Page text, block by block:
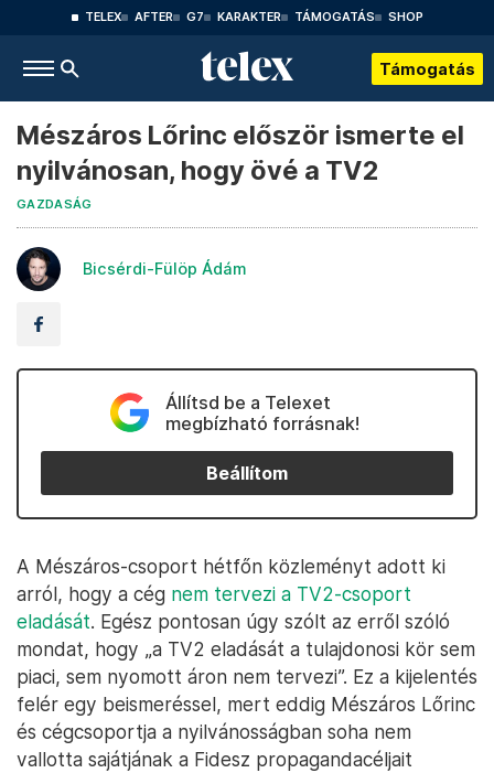
TELEX AFTER G7 KARAKTER TÁMOGATÁS SHOP
Támogatás
Mészáros Lőrinc először ismerte el
nyilvánosan, hogy övé a TV2
GAZDASÁG
Bicsérdi-Fülöp Ádám
Állítsd be a Telexet
megbízható forrásnak!
Beállítom
A Mészáros-csoport hétfőn közleményt adott ki
arról, hogy a cég nem tervezi a TV2-csoport
eladását. Egész pontosan úgy szólt az erről szóló
mondat, hogy „a TV2 eladását a tulajdonosi kör sem
piaci, sem nyomott áron nem tervezi”. Ez a kijelentés
felér egy beismeréssel, mert eddig Mészáros Lőrinc
és cégcsoportja a nyilvánosságban soha nem
vallotta sajátjának a Fidesz propagandacéljait